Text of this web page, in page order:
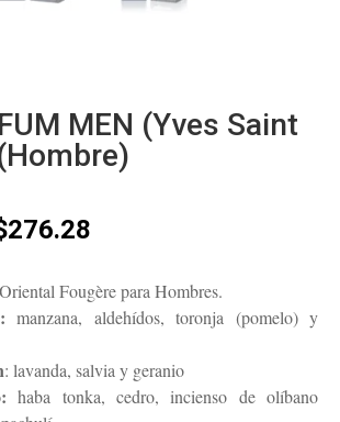
MEN (Yves Saint
276.28
precios:
desde
$197.56
$276.28
Oriental Fougère para Hombres.
manzana, aldehídos, toronja (pomelo) y
: lavanda, salvia y geranio
haba tonka, cedro, incienso de olíbano